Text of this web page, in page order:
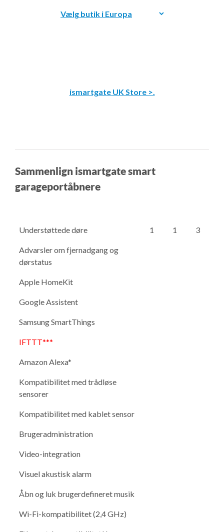
ismartgate UK Store >.
Sammenlign ismartgate smart
garageportåbnere
Understøttede døre 1 1 3
Advarsler om fjernadgang og
dørstatus
Apple HomeKit
Google Assistent
Samsung SmartThings
IFTTT***
Amazon Alexa*
Kompatibilitet med trådløse
sensorer
Kompatibilitet med kablet sensor
Brugeradministration
Video-integration
Visuel akustisk alarm
Åbn og luk brugerdefineret musik
Wi-Fi-kompatibilitet (2,4 GHz)